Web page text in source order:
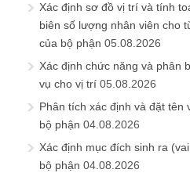
Xác định sơ đồ vị trí và tính
biên số lượng nhân viên cho
của bộ phận 05.08.2026
Xác định chức năng và phân
vụ cho vị trí 05.08.2026
Phân tích xác định và đặt tên
bộ phận 04.08.2026
Xác định mục đích sinh ra
bộ phận 04.08.2026